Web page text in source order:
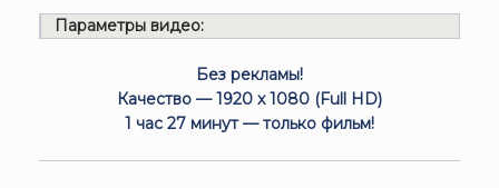
Параметры видео:
Без рекламы!
Качество — 1920 x 1080 (Full HD)
1 час 27 минут — только фильм!